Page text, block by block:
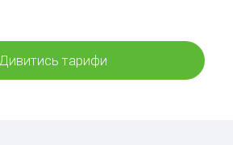
Дивитись тарифи